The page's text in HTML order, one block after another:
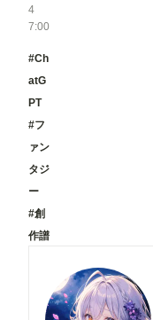
4
7:00
#Ch
atG
PT
#フ
ァン
タジ
ー
#創
作譜